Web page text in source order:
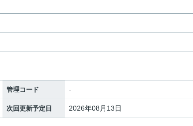
管理コード -
次回更新予定日 2026年08月13日